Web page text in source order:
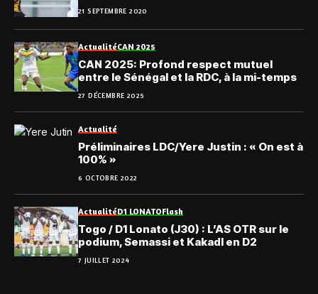
21 SEPTEMBRE 2020
ActualitéCAN 2025
CAN 2025: Profond respect mutuel
entre le Sénégal et la RDC, à la mi-temps
27 DÉCEMBRE 2025
Actualité
Préliminaires LDC/Yere Justin : « On est à
100% »
6 OCTOBRE 2022
ActualitéD1 LONATOFlash
Togo / D1 Lonato (J30) : L’AS OTR sur le
podium, Semassi et Kakadl en D2
7 JUILLET 2024